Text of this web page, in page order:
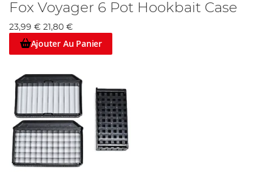
Fox Voyager 6 Pot Hookbait Case
23,99 € 21,80 €
Ajouter Au Panier